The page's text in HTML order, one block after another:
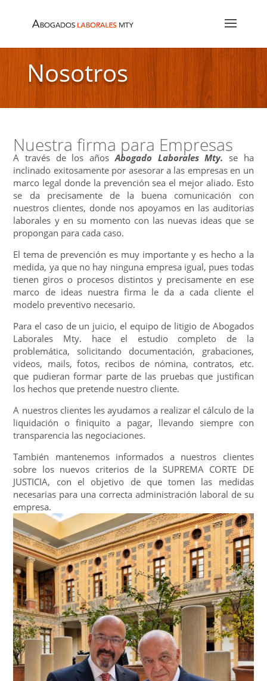
Nosotros
Nuestra firma para Empresas
A través de los añosAbogado Laborales Mty. se ha
inclinado exitosamente por asesorar a las empresas en un
marco legal donde la prevención sea el mejor aliado. Esto
se da precisamente de la buena comunicación con
nuestros clientes, donde nos apoyamos en las auditorias
laborales y en su momento con las nuevas ideas que se
propongan para cada caso.
El tema de prevención es muy importante y es hecho a la
medida, ya que no hay ninguna empresa igual, pues todas
tienen giros o procesos distintos y precisamente en ese
marco de ideas nuestra firma le da a cada cliente el
modelo preventivo necesario.
Para el caso de un juicio, el equipo de litigio de Abogados
Laborales Mty. hace el estudio completo de la
problemática, solicitando documentación, grabaciones,
videos, mails, fotos, recibos de nómina, contratos, etc.
que pudieran formar parte de las pruebas que justifican
los hechos que pretende nuestro cliente.
A nuestros clientes les ayudamos a realizar el cálculo de la
liquidación o finiquito a pagar, llevando siempre con
transparencia las negociaciones.
También mantenemos informados a nuestros clientes
sobre los nuevos criterios de la SUPREMA CORTE DE
JUSTICIA, con el objetivo de que tomen las medidas
necesarias para una correcta administración laboral de su
empresa.